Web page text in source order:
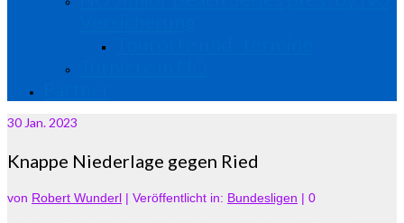
30 Jan. 2023
Knappe Niederlage gegen Ried
von Robert Wunderl | Veröffentlicht in: Bundesligen | 0